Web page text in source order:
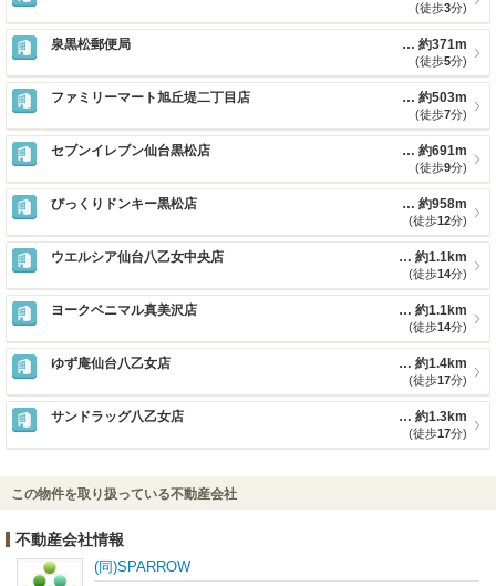
(徒歩3分)
泉黒松郵便局 約371m
(徒歩5分)
ファミリーマート旭丘堤二丁目店 約503m
(徒歩7分)
セブンイレブン仙台黒松店 約691m
(徒歩9分)
びっくりドンキー黒松店 約958m
(徒歩12分)
ウエルシア仙台八乙女中央店 約1.1km
(徒歩14分)
ヨークベニマル真美沢店 約1.1km
(徒歩14分)
ゆず庵仙台八乙女店 約1.4km
(徒歩17分)
サンドラッグ八乙女店 約1.3km
(徒歩17分)
この物件を取り扱っている不動産会社
不動産会社情報
(同)SPARROW